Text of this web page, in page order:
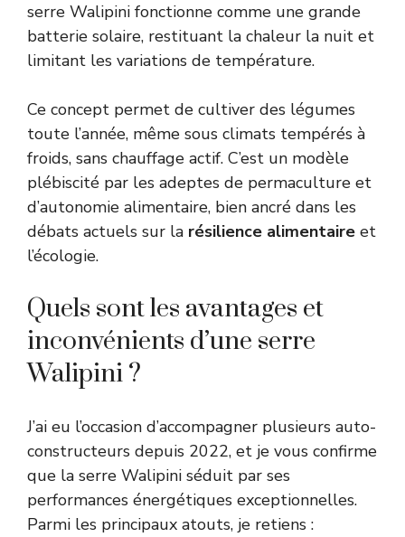
serre Walipini fonctionne comme une grande
batterie solaire, restituant la chaleur la nuit et
limitant les variations de température.
Ce concept permet de cultiver des légumes
toute l’année, même sous climats tempérés à
froids, sans chauffage actif. C’est un modèle
plébiscité par les adeptes de permaculture et
d’autonomie alimentaire, bien ancré dans les
débats actuels sur la résilience alimentaire et
l’écologie.
Quels sont les avantages et
inconvénients d’une serre
Walipini ?
J’ai eu l’occasion d’accompagner plusieurs auto-
constructeurs depuis 2022, et je vous confirme
que la serre Walipini séduit par ses
performances énergétiques exceptionnelles.
Parmi les principaux atouts, je retiens :